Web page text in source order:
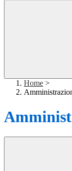
Home >